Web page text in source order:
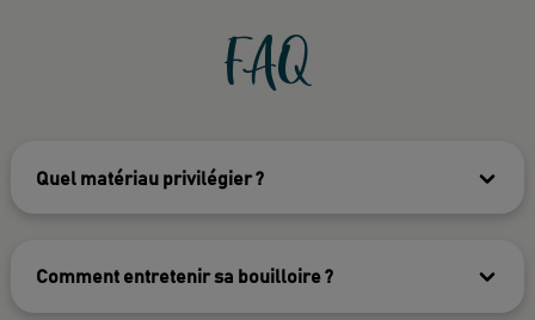
FAQ
Quel matériau privilégier ?
Comment entretenir sa bouilloire ?